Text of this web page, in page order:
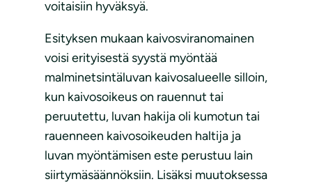
voitaisiin hyväksyä.
Esityksen mukaan kaivosviranomainen
voisi erityisestä syystä myöntää
malminetsintäluvan kaivosalueelle silloin,
kun kaivosoikeus on rauennut tai
peruutettu, luvan hakija oli kumotun tai
rauenneen kaivosoikeuden haltija ja
luvan myöntämisen este perustuu lain
siirtymäsäännöksiin. Lisäksi muutoksessa